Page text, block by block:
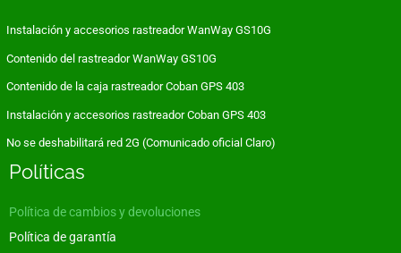
Instalación y accesorios rastreador WanWay GS10G
Contenido del rastreador WanWay GS10G
Contenido de la caja rastreador Coban GPS 403
Instalación y accesorios rastreador Coban GPS 403
No se deshabilitará red 2G (Comunicado oficial Claro)
Políticas
Política de cambios y devoluciones
Política de garantía